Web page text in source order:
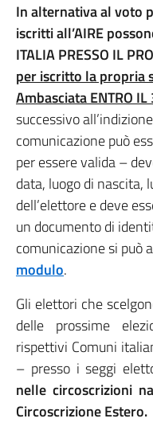
In alternativa al voto
iscritti all’AIRE
ITALIA PRESSO IL
per iscritto la propria
Ambasciata ENTRO
successivo
comunicazione può
per essere valida –
data, luogo di nascita,
dell’elettore e deve
un documento di
comunicazione si può
modulo.
Gli elettori che
delle prossime
rispettivi Comuni
– presso i seggi
nelle circoscrizioni
Circoscrizione Estero.